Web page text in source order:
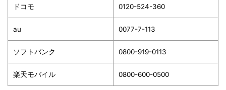
ドコモ 0120-524-360
au 0077-7-113
ソフトバンク 0800-919-0113
楽天モバイル 0800-600-0500